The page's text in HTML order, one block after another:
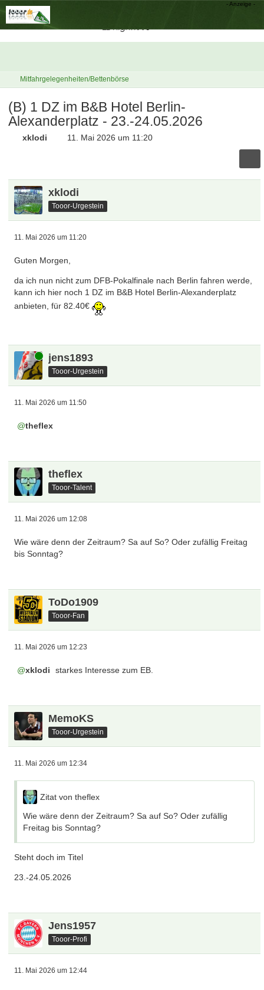
Mitfahrgelegenheiten/Bettenbörse
(B) 1 DZ im B&B Hotel Berlin-
Alexanderplatz - 23.-24.05.2026
xklodi 11. Mai 2026 um 11:20
xklodi
Tooor-Urgestein
11. Mai 2026 um 11:20
Guten Morgen,
da ich nun nicht zum DFB-Pokalfinale nach Berlin fahren werde,
kann ich hier noch 1 DZ im B&B Hotel Berlin-Alexanderplatz
anbieten, für 82.40€
Online jens1893
Tooor-Urgestein
11. Mai 2026 um 11:50
theflex
theflex
Tooor-Talent
11. Mai 2026 um 12:08
Wie wäre denn der Zeitraum? Sa auf So? Oder zufällig Freitag
bis Sonntag?
ToDo1909
Tooor-Fan
11. Mai 2026 um 12:23
xklodi starkes Interesse zum EB.
MemoKS
Tooor-Urgestein
11. Mai 2026 um 12:34
Zitat von theflex
Wie wäre denn der Zeitraum? Sa auf So? Oder zufällig
Freitag bis Sonntag?
Steht doch im Titel
23.-24.05.2026
Jens1957
Tooor-Profi
11. Mai 2026 um 12:44